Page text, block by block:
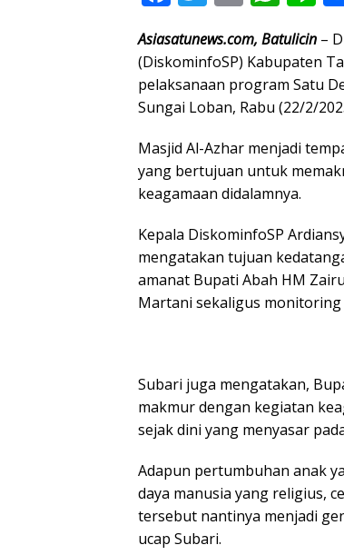
e
b
o
o
k
itt
er
ai
l
at
s
A
p
p
e
Asiasatunews.com, Batulicin –
(DiskominfoSP) Kabupaten
pelaksanaan program Satu
Sungai Loban, Rabu (22/2/
Masjid Al-Azhar menjadi
yang bertujuan untuk
keagamaan didalamnya.
Kepala DiskominfoSP
mengatakan tujuan
amanat Bupati Abah HM
Martani sekaligus
Subari juga mengatakan,
makmur dengan kegiatan
sejak dini yang menyasar
Adapun pertumbuhan anak
daya manusia yang religius,
tersebut nantinya menjadi
ucap Subari.